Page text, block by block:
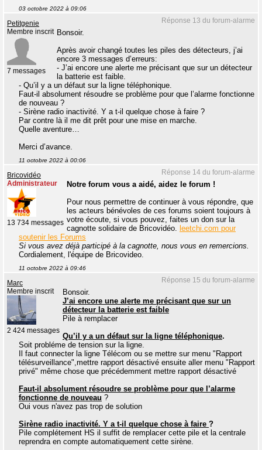
03 octobre 2022 à 09:06
Réponse 13 du forum-alarme
Petitgenie
Membre inscrit
7 messages
Bonsoir.
Après avoir changé toutes les piles des détecteurs, j’ai
encore 3 messages d’erreurs:
- J’ai encore une alerte me précisant que sur un détecteur
la batterie est faible.
- Qu’il y a un défaut sur la ligne téléphonique.
Faut-il absolument résoudre se problème pour que l’alarme fonctionne
de nouveau ?
- Sirène radio inactivité. Y a t-il quelque chose à faire ?
Par contre là il me dit prêt pour une mise en marche.
Quelle aventure…
Merci d’avance.
11 octobre 2022 à 00:06
Réponse 14 du forum-alarme
Bricovidéo
Administrateur
13 734 messages
Notre forum vous a aidé, aidez le forum !
Pour nous permettre de continuer à vous répondre, que
les acteurs bénévoles de ces forums soient toujours à
votre écoute, si vous pouvez, faites un don sur la
cagnotte solidaire de Bricovidéo. leetchi.com pour
soutenir les Forums
Si vous avez déjà participé à la cagnotte, nous vous en remercions.
Cordialement, l'équipe de Bricovideo.
11 octobre 2022 à 09:46
Réponse 15 du forum-alarme
Marc
Membre inscrit
2 424 messages
Bonsoir.
J’ai encore une alerte me précisant que sur un
détecteur la batterie est faible
Pile à remplacer
Qu’il y a un défaut sur la ligne téléphonique.
Soit probléme de tension sur la ligne.
Il faut connecter la ligne Télécom ou se mettre sur menu "Rapport
télésurveillance",mettre rapport désactivé ensuite aller menu "Rapport
privé" même chose que précédemment mettre rapport désactivé
Faut-il absolument résoudre se problème pour que l’alarme
fonctionne de nouveau ?
Oui vous n'avez pas trop de solution
Sirène radio inactivité. Y a t-il quelque chose à faire ?
Pile complétement HS il suffit de remplacer cette pile et la centrale
reprendra en compte automatiquement cette sirène.